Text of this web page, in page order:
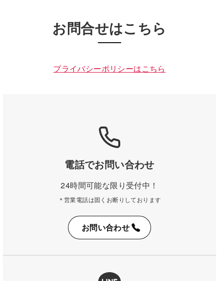
お問合せはこちら
プライバシーポリシーはこちら
電話でお問い合わせ
24時間可能な限り受付中！
＊営業電話は固くお断りしております
お問い合わせ